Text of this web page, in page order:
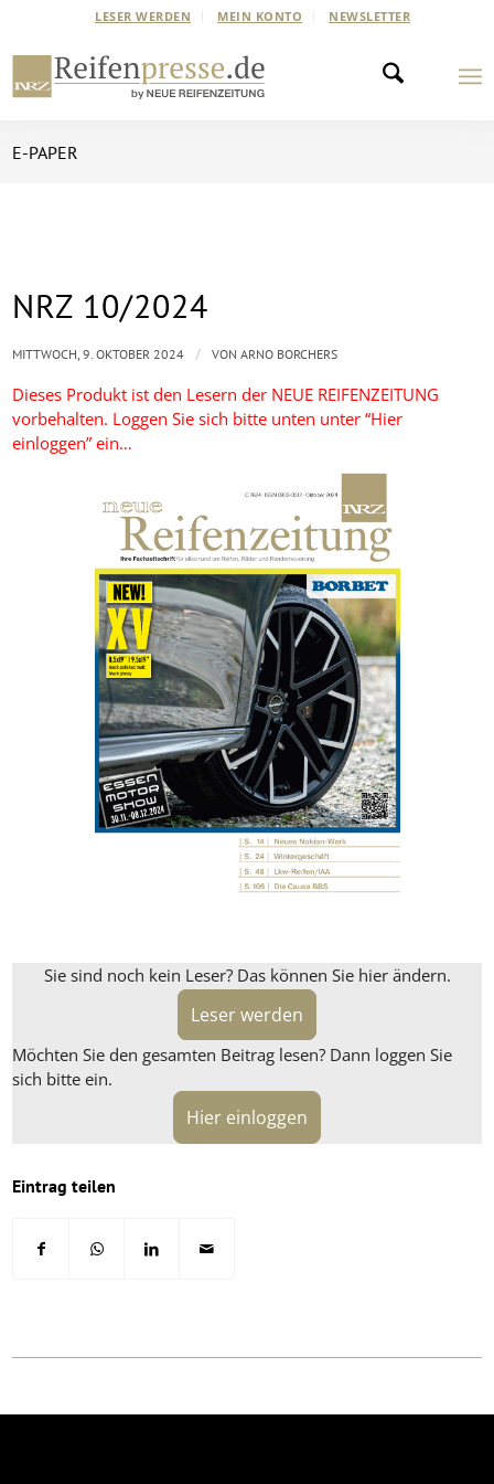
LESER WERDEN MEIN KONTO NEWSLETTER
E-PAPER
NRZ 10/2024
Dieses Produkt ist den Lesern der NEUE REIFENZEITUNG
vorbehalten. Loggen Sie sich bitte unten unter “Hier
einloggen” ein…
Sie sind noch kein Leser? Das können Sie hier ändern.
Leser werden
Möchten Sie den gesamten Beitrag lesen? Dann loggen Sie
sich bitte ein.
Hier einloggen
MITTWOCH, 9. OKTOBER 2024 / VONARNO BORCHERS
Eintrag teilen